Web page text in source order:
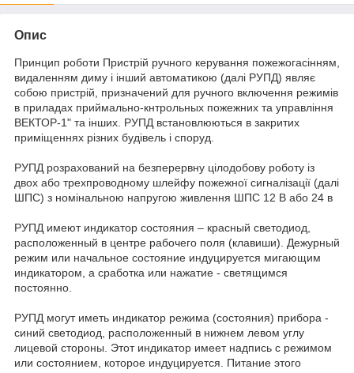
Опис
Принцип роботи Пристрій ручного керування пожежогасінням,
видаленням диму і інший автоматикою (далі РУПД) являє
собою пристрій, призначений для ручного включення режимів
в приладах приймально-кнтрольных пожежних та управління
ВЕКТОР-1" та інших. РУПД встановлюються в закритих
приміщеннях різних будівель і споруд.
РУПД розрахований на безперервну цілодобову роботу із
двох або трехпроводному шлейфу пожежної сигналізації (далі
ШПС) з номінальною напругою живлення ШПС 12 В або 24 в
РУПД имеют индикатор состояния – красный светодиод,
расположенный в центре рабочего поля (клавиши). Дежурный
режим или начальное состояние индуцируется мигающим
индикатором, а сработка или нажатие - светящимся
постоянно.
РУПД могут иметь индикатор режима (состояния) прибора -
синий светодиод, расположенный в нижнем левом углу
лицевой стороны. Этот индикатор имеет надпись с режимом
или состоянием, которое индуцируется. Питание этого